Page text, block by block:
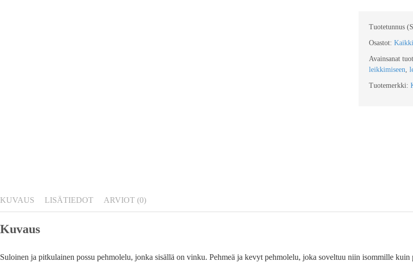
Tuotetunnus
Osastot:
Avainsanat
leikkimiseen,
Tuotemerkki:
KUVAUS LISÄTIEDOT ARVIOT (0)
Kuvaus
Suloinen ja pitkulainen possu pehmolelu, jonka sisällä on vinku. Pehmeä ja kevyt pehmolelu, joka soveltuu niin isommille